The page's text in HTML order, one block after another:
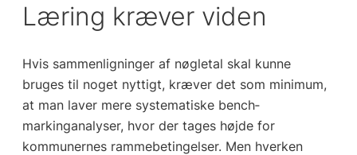
Læring kræver viden
Hvis sammenligninger af nøgletal skal kunne
bruges til noget nyttigt, kræver det som minimum,
at man laver mere systematiske bench­
markinganalyser, hvor der tages højde for
kommunernes rammebetingelser. Men hverken